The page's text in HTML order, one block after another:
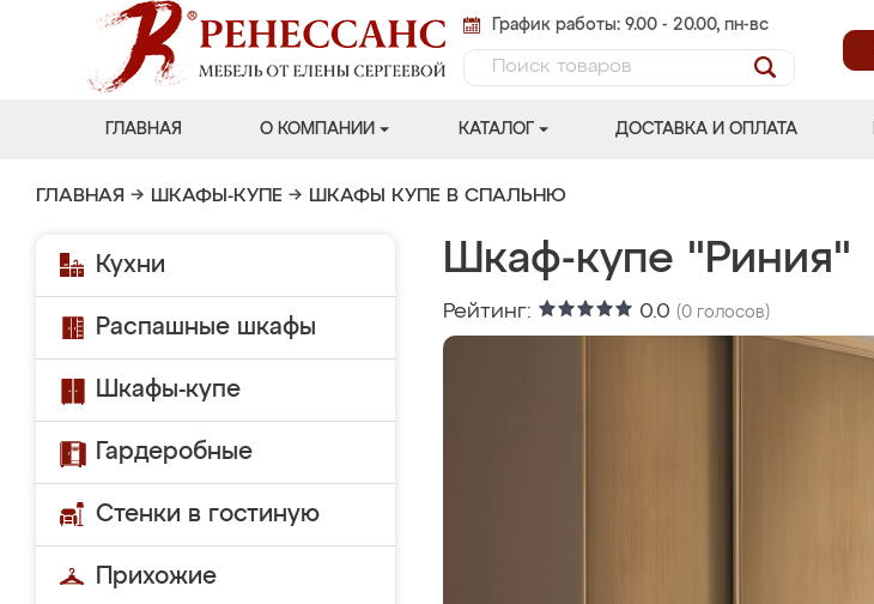
График работы: 9.00 - 20.00, пн-вс
ГЛАВНАЯ О КОМПАНИИ КАТАЛОГ ДОСТАВКА И ОПЛАТА
ГЛАВНАЯ → ШКАФЫ-КУПЕ → ШКАФЫ КУПЕ В СПАЛЬНЮ
Кухни
Распашные шкафы
Шкафы-купе
Гардеробные
Стенки в гостиную
Прихожие
Шкаф-купе "Риния"
Рейтинг: 0.0 (0 голосов)